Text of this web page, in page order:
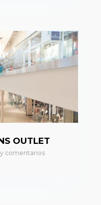
OUTLET
comentarios